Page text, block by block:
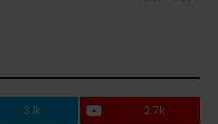
3.1k
2.7k